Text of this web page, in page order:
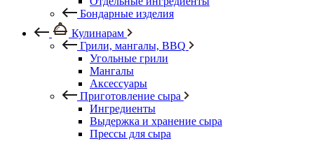
Бондарные изделия
Кулинарам
Грили, мангалы, BBQ
Угольные грили
Мангалы
Аксессуары
Приготовление сыра
Ингредиенты
Выдержка и хранение сыра
Прессы для сыра